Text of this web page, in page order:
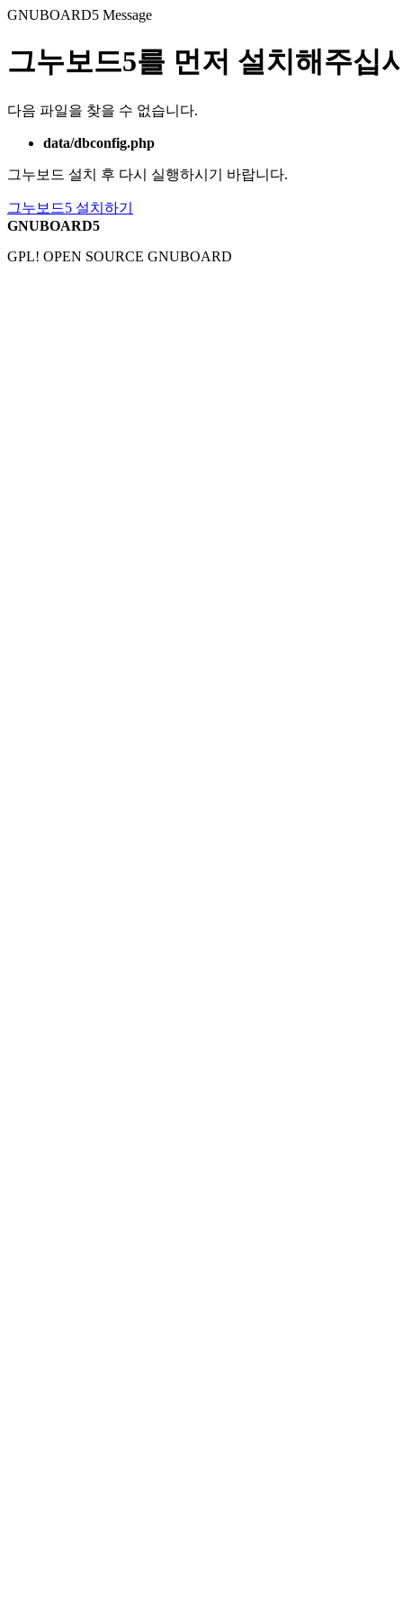
GNUBOARD5 Message
그누보드5를 먼저 설치해주십
다음 파일을 찾을 수 없습니다.
data/dbconfig.php
그누보드 설치 후 다시 실행하시기 바랍니다.
그누보드5 설치하기
GNUBOARD5
GPL! OPEN SOURCE GNUBOARD